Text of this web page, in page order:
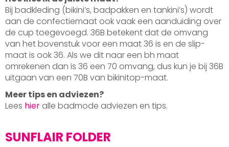
Bij badkleding (bikini’s, badpakken en tankini’s) wordt
aan de confectiemaat ook vaak een aanduiding over
de cup toegevoegd. 36B betekent dat de omvang
van het bovenstuk voor een maat 36 is en de slip-
maat is ook 36. Als we dit naar een bh maat
omrekenen dan is 36 een 70 omvang, dus kun je bij 36B
uitgaan van een 70B van bikinitop-maat.
Meer tips en adviezen?
Lees hier alle badmode adviezen en tips.
SUNFLAIR FOLDER